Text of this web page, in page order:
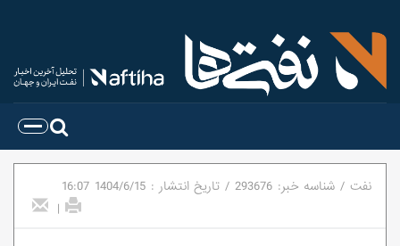
نفت / شناسه خبر: 293676
/ تاریخ انتشار : 1404/6/15
16:07
|